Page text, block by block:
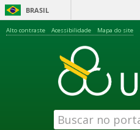
BRASIL
Alto contraste Acessibilidade Mapa do site